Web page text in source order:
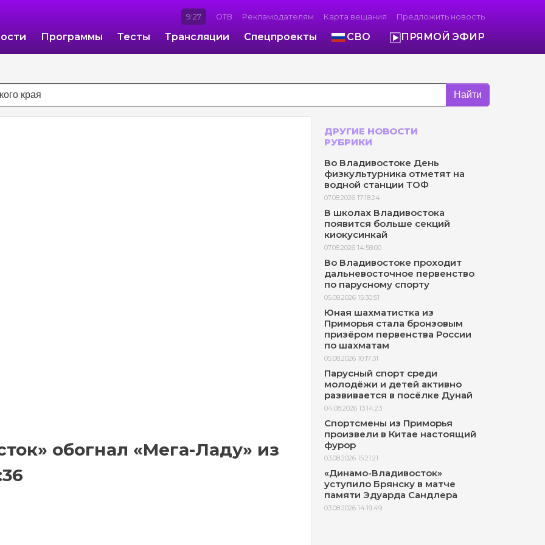
9:27 ОТВ Рекламодателям Карта вещания Предложить новость
Программы Тесты Трансляции Спецпроекты СВО ПРЯМОЙ ЭФИР
Найти
обогнал «Мега-Ладу» из
ДРУГИЕ НОВОСТИ
РУБРИКИ
Во Владивостоке День
физкультурника отметят на
водной станции ТОФ
07.08.2026 17:18:24
В школах Владивостока
появится больше секций
киокусинкай
07.08.2026 14:58:00
Во Владивостоке проходит
дальневосточное первенство
по парусному спорту
05.08.2026 15:30:51
Юная шахматистка из
Приморья стала бронзовым
призёром первенства России
по шахматам
05.08.2026 10:17:31
Парусный спорт среди
молодёжи и детей активно
развивается в посёлке Дунай
04.08.2026 13:14:23
Спортсмены из Приморья
произвели в Китае настоящий
фурор
03.08.2026 15:21:21
«Динамо-Владивосток»
уступило Брянску в матче
памяти Эдуарда Сандлера
03.08.2026 14:19:49